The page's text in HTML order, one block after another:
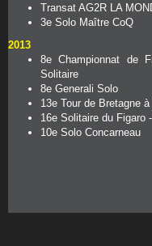
Transat AG2R LA
3e Solo Maître CoQ
2013
8e Championnat de
Solitaire
8e Generali Solo
13e Tour de Bretagne
16e Solitaire du Figaro
10e Solo Concarneau